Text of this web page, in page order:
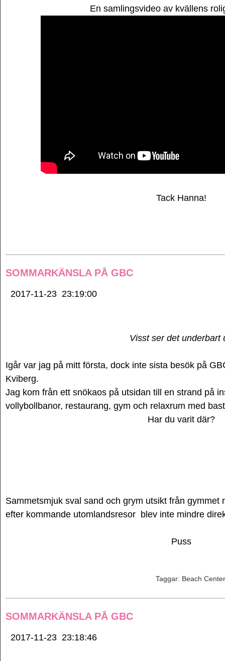
En samlingsvideo av kvällens
Tack Hanna!
SOMMARKÄNSLA PÅ GBC
2017-11-23 23:19:00
Visst ser det underbart
Igår var jag på mitt första, dock inte sista besök på
Kviberg.
Jag kom från ett snökaos på utsidan till en strand på
vollybollbanor, restaurang, gym och relaxrum med
Har du varit där?
Sammetsmjuk sval sand och grym utsikt från gymmet
efter kommande utomlandsresor blev inte mindre
Puss
Taggar: Beach Center
SOMMARKÄNSLA PÅ GBC
2017-11-23 23:18:46